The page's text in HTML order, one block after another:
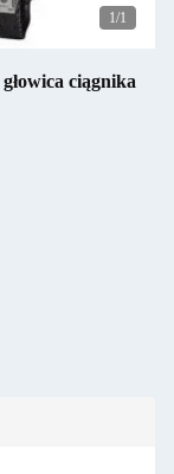
1/1
ciągnika